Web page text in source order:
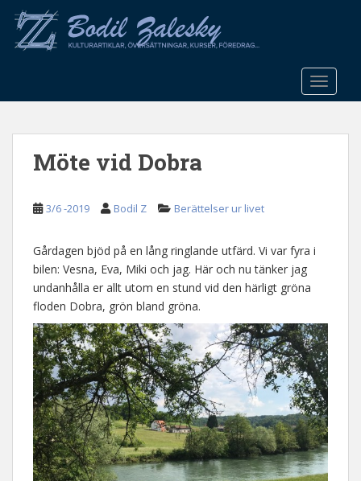
o
Möte vid Dobra
3/6 -2019 Bodil Z Berättelser ur livet
Gårdagen bjöd på en lång ringlande utfärd. Vi var fyra i
bilen: Vesna, Eva, Miki och jag. Här och nu tänker jag
undanhålla er allt utom en stund vid den härligt gröna
floden Dobra, grön bland gröna.